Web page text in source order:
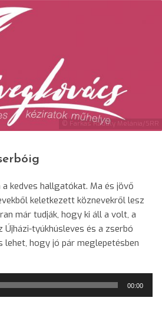
© Farkas Ráduly Melánia/SRR
kedves hallgatókat. Ma és jövő
keletkezett köznevekről lesz
már tudják, hogy ki áll a volt, a
Újházi-tyúkhúsleves és a zserbó
lehet, hogy jó pár meglepetésben
00:00